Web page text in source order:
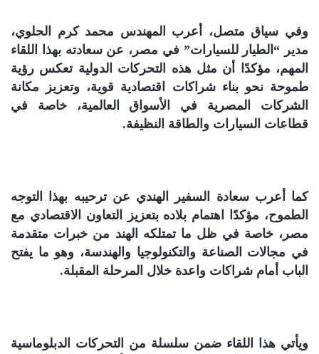
وفي سياق متصل، أعرب المهندس محمد كرم الحلوي،
مدير “الطيار للسيارات” في مصر، عن سعادته بهذا اللقاء
المهم، مؤكدًا أن مثل هذه التحركات الدولية تعكس رؤية
طموحة نحو بناء شراكات اقتصادية قوية، وتعزيز مكانة
الشركات المصرية في الأسواق العالمية، خاصة في
قطاعات السيارات والطاقة النظيفة.
كما أعرب سعادة السفير الهندي عن ترحيبه بهذا التوجه
الطموح، مؤكدًا اهتمام بلاده بتعزيز التعاون الاقتصادي مع
مصر، خاصة في ظل ما تمتلكه الهند من خبرات متقدمة
في مجالات الصناعة والتكنولوجيا والهندسة، وهو ما يفتح
الباب أمام شراكات واعدة خلال المرحلة المقبلة.
ويأتي هذا اللقاء ضمن سلسلة من التحركات الدبلوماسية